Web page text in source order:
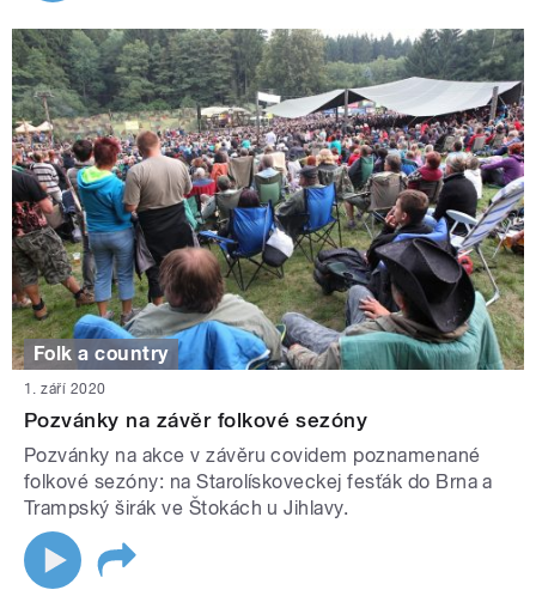
Folk a country
1. září 2020
Pozvánky na závěr folkové sezóny
Pozvánky na akce v závěru covidem poznamenané
folkové sezóny: na Starolískoveckej fesťák do Brna a
Trampský širák ve Štokách u Jihlavy.